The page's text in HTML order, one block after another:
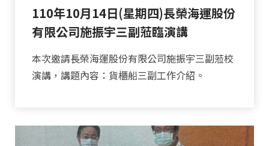
110年10月14日(星期四)長榮海運股份
有限公司施振宇三副蒞臨演講
本次邀請長榮海運股份有限公司施振宇三副蒞校
演講，講題內容：貨櫃船三副工作介紹。